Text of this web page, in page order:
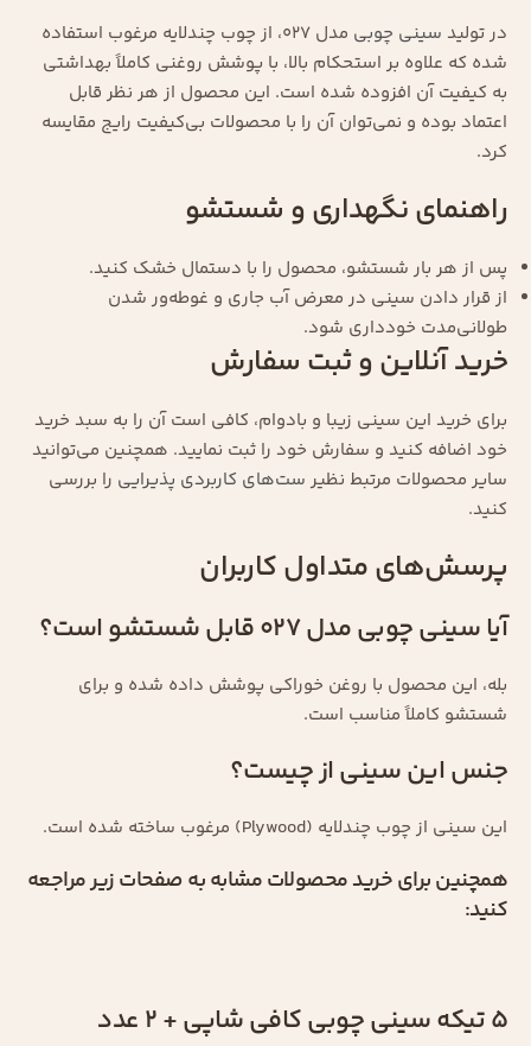
در تولید سینی چوبی
مدل 027، از چوب چندلایه مرغوب استفاده
شده که علاوه بر استحکام بالا، با پوشش روغنی کاملاً بهداشتی
به کیفیت آن افزوده شده است. این محصول از هر نظر قابل
اعتماد بوده و نمی‌توان آن را با محصولات بی‌کیفیت رایج مقایسه
کرد.
راهنمای نگهداری و شستشو
پس از هر بار شستشو، محصول را با دستمال خشک کنید.
از قرار دادن سینی در معرض آب جاری و غوطه‌ور شدن
طولانی‌مدت خودداری شود.
خرید آنلاین و ثبت سفارش
برای خرید این سینی زیبا و بادوام، کافی است آن را به سبد خرید
خود اضافه کنید و سفارش خود را ثبت نمایید. همچنین می‌توانید
سایر محصولات مرتبط نظیر ست‌های کاربردی پذیرایی را بررسی
کنید.
پرسش‌های متداول کاربران
آیا سینی چوبی مدل 027 قابل شستشو است؟
بله، این محصول با روغن خوراکی پوشش داده شده و برای
شستشو کاملاً مناسب است.
جنس این سینی از چیست؟
این سینی از چوب چندلایه (Plywood) مرغوب ساخته شده است.
همچنین برای خرید محصولات مشابه به صفحات زیر مراجعه
کنید:
5 تیکه سینی چوبی کافی شاپی + 2 عدد